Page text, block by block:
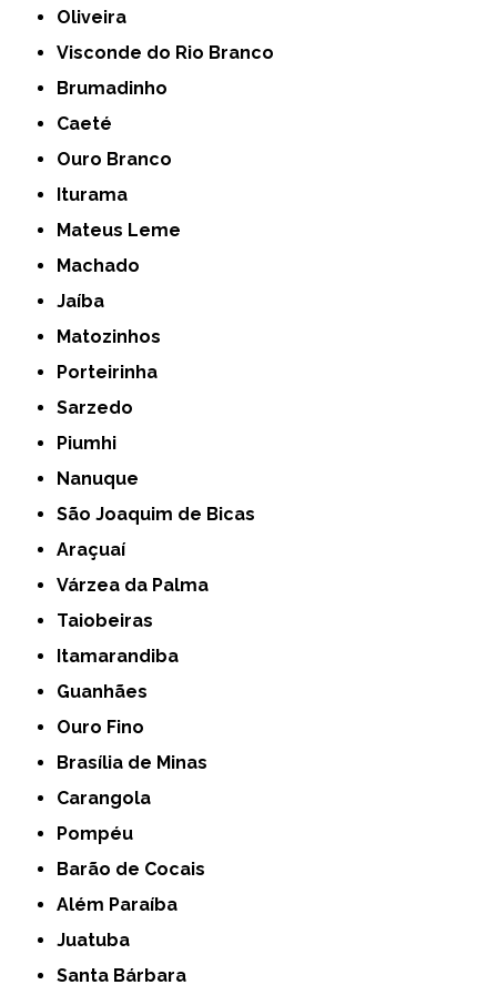
Oliveira
Visconde do Rio Branco
Brumadinho
Caeté
Ouro Branco
Iturama
Mateus Leme
Machado
Jaíba
Matozinhos
Porteirinha
Sarzedo
Piumhi
Nanuque
São Joaquim de Bicas
Araçuaí
Várzea da Palma
Taiobeiras
Itamarandiba
Guanhães
Ouro Fino
Brasília de Minas
Carangola
Pompéu
Barão de Cocais
Além Paraíba
Juatuba
Santa Bárbara